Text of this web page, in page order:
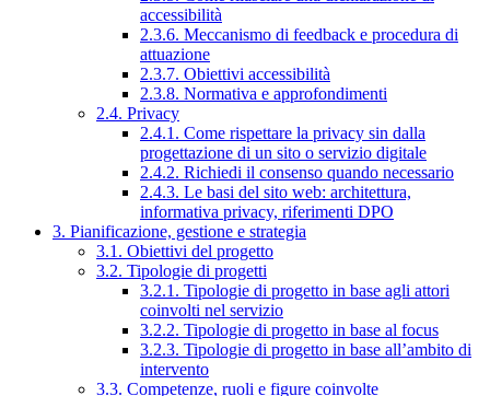
accessibilità
2.3.6. Meccanismo di feedback e procedura di
attuazione
2.3.7. Obiettivi accessibilità
2.3.8. Normativa e approfondimenti
2.4. Privacy
2.4.1. Come rispettare la privacy sin dalla
progettazione di un sito o servizio digitale
2.4.2. Richiedi il consenso quando necessario
2.4.3. Le basi del sito web: architettura,
informativa privacy, riferimenti DPO
3. Pianificazione, gestione e strategia
3.1. Obiettivi del progetto
3.2. Tipologie di progetti
3.2.1. Tipologie di progetto in base agli attori
coinvolti nel servizio
3.2.2. Tipologie di progetto in base al focus
3.2.3. Tipologie di progetto in base all’ambito di
intervento
3.3. Competenze, ruoli e figure coinvolte